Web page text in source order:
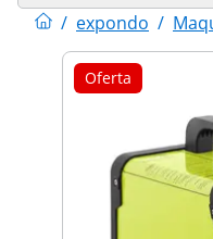
/ expondo /
Oferta